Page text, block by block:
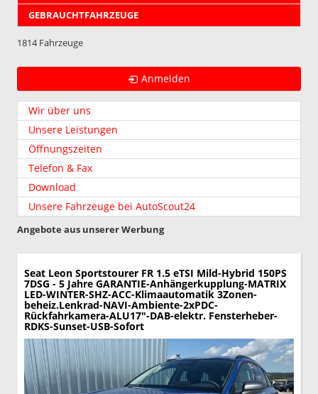
GEBRAUCHTFAHRZEUGE
1814 Fahrzeuge
Anmelden
Wir über uns
Unsere Leistungen
Öffnungszeiten
Telefon & Fax
Download
Unsere Fahrzeuge bei AutoScout24
Angebote aus unserer Werbung
Seat Leon Sportstourer FR 1.5 eTSI Mild-Hybrid 150PS
7DSG - 5 Jahre GARANTIE-Anhängerkupplung-MATRIX
LED-WINTER-SHZ-ACC-Klimaautomatik 3Zonen-
beheiz.Lenkrad-NAVI-Ambiente-2xPDC-
Rückfahrkamera-ALU17"-DAB-elektr. Fensterheber-
RDKS-Sunset-USB-Sofort